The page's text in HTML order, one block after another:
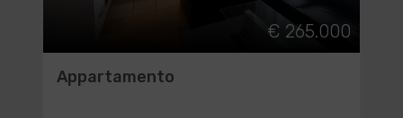
€ 265.000
Appartamento